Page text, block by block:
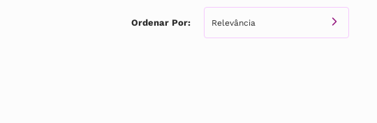
Relevância